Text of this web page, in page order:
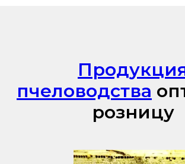
пчеловодства
розницу